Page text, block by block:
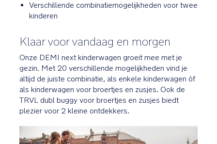
Verschillende combinatiemogelijkheden voor twee
kinderen
Klaar voor vandaag en morgen
Onze DEMI next kinderwagen groeit mee met je
gezin. Met 20 verschillende mogelijkheden vind je
altijd de juiste combinatie, als enkele kinderwagen óf
als kinderwagen voor broertjes en zusjes. Ook de
TRVL dubl buggy voor broertjes en zusjes biedt
plezier voor 2 kleine ontdekkers.